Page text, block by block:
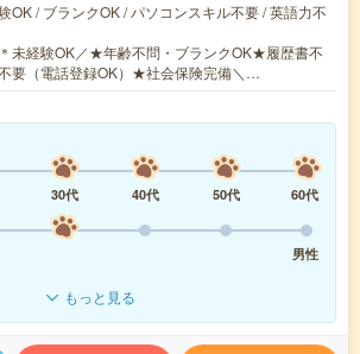
OK / ブランクOK / パソコンスキル不要 / 英語力不
未経験OK／★年齢不問・ブランクOK★履歴書不
要（電話登録OK）★社会保険完備＼…
30代 40代 50代
60代
男性
もっと見る